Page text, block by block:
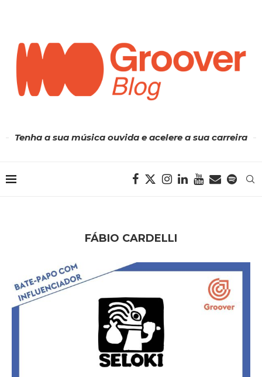
Tenha a sua música ouvida e acelere a sua carreira
FÁBIO CARDELLI